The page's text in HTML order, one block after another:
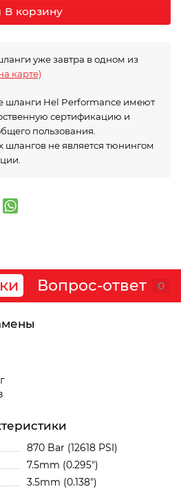
В корзину
уже завтра в одном из
карте)
шланги Hel Performance имеют
сертификацию и
пользования.
шлангов не является тюнингом
Вопрос-ответ 0
870 Bar (12618 PSI)
7.5mm (0.295")
3.5mm (0.138")